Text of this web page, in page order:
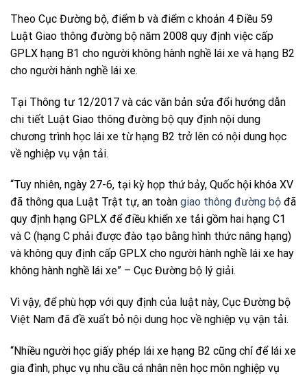
Theo Cục Đường bộ, điểm b và điểm c khoản 4 Điều 59
Luật Giao thông đường bộ năm 2008 quy định việc cấp
GPLX hạng B1 cho người không hành nghề lái xe và hạng B2
cho người hành nghề lái xe.
Tại Thông tư 12/2017 và các văn bản sửa đổi hướng dẫn
chi tiết Luật Giao thông đường bộ quy định nội dung
chương trình học lái xe từ hạng B2 trở lên có nội dung học
về nghiệp vụ vận tải.
“Tuy nhiên, ngày 27-6, tại kỳ họp thứ bảy, Quốc hội khóa XV
đã thông qua Luật Trật tự, an toàn giao thông đường bộ đã
quy định hạng GPLX để điều khiển xe tải gồm hai hạng C1
và C (hạng C phải được đào tạo bằng hình thức nâng hạng)
và không quy định cấp GPLX cho người hành nghề lái xe hay
không hành nghề lái xe” – Cục Đường bộ lý giải.
Vì vậy, để phù hợp với quy định của luật này, Cục Đường bộ
Việt Nam đã đề xuất bỏ nội dung học về nghiệp vụ vận tải.
“Nhiều người học giấy phép lái xe hạng B2 cũng chỉ để lái xe
gia đình, phục vụ nhu cầu cá nhân nên học môn nghiệp vụ